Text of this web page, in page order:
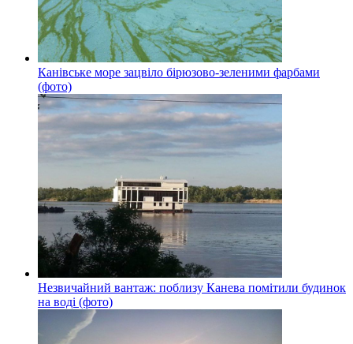
Канівське море зацвіло бірюзово-зеленими фарбами
(фото)
Незвичайний вантаж: поблизу Канева помітили будинок
на воді (фото)